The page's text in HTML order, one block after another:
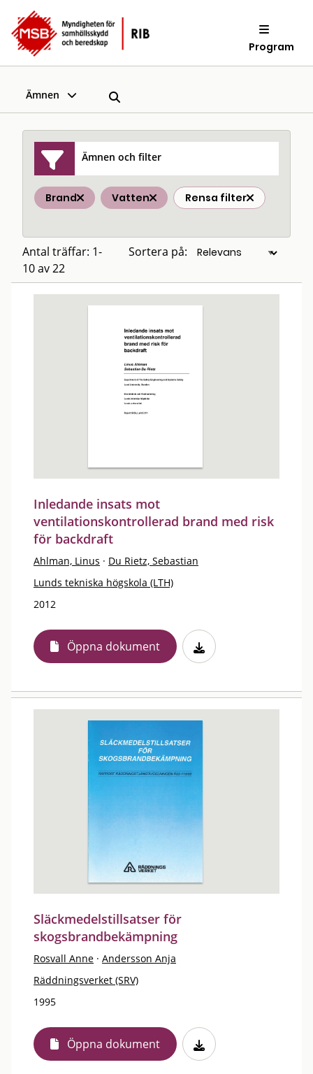
Program
Ämnen
Ämnen och filter
Brand Vatten Rensa filter
Antal träffar: 1-
10 av 22
Sortera på:
Inledande insats mot
ventilationskontrollerad brand med risk
för backdraft
Ahlman, Linus · Du Rietz, Sebastian
Lunds tekniska högskola (LTH)
2012
Öppna dokument
Släckmedelstillsatser för
skogsbrandbekämpning
Rosvall Anne · Andersson Anja
Räddningsverket (SRV)
1995
Öppna dokument